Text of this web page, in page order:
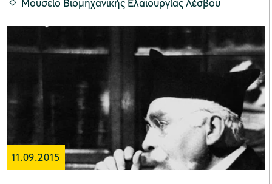
Λέσβου
Μουσείο Πλινθοκεραμοποιίας N. & Σ.
Τσαλαπάτα
11.09.2015